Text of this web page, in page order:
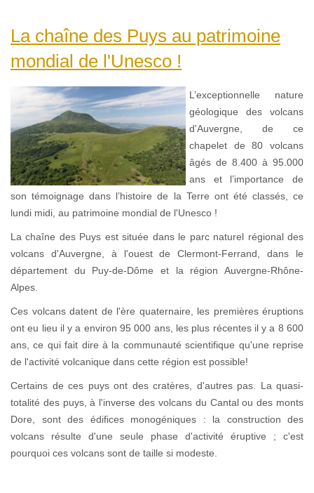
La chaîne des Puys au patrimoine
mondial de l'Unesco !
L’exceptionnelle nature
géologique des volcans
d'Auvergne, de ce
chapelet de 80 volcans
âgés de 8.400 à 95.000
ans et l’importance de
son témoignage dans l’histoire de la Terre ont été classés, ce
lundi midi, au patrimoine mondial de l'Unesco !
La chaîne des Puys est située dans le parc naturel régional des
volcans d'Auvergne, à l'ouest de Clermont-Ferrand, dans le
département du Puy-de-Dôme et la région Auvergne-Rhône-
Alpes.
Ces volcans datent de l'ère quaternaire, les premières éruptions
ont eu lieu il y a environ 95 000 ans, les plus récentes il y a 8 600
ans, ce qui fait dire à la communauté scientifique qu'une reprise
de l'activité volcanique dans cette région est possible!
Certains de ces puys ont des cratères, d'autres pas. La quasi-
totalité des puys, à l'inverse des volcans du Cantal ou des monts
Dore, sont des édifices monogéniques : la construction des
volcans résulte d'une seule phase d'activité éruptive ; c'est
pourquoi ces volcans sont de taille si modeste.